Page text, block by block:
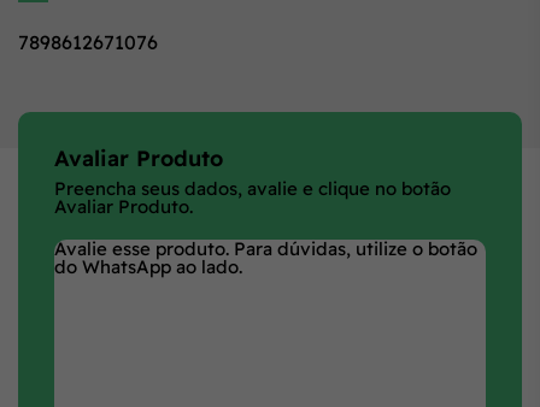
7898612671076
Avaliar Produto
Preencha seus dados, avalie e clique no botão
Avaliar Produto.